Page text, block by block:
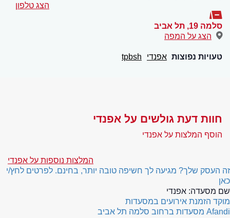
הצג טלפון
סלמה 19 , תל אביב
הצג על המפה
טעויות נפוצות אפנדי tpbsh
חוות דעת גולשים על אפנדי
הוסף המלצות על אפנדי
המלצות נוספות על אפנדי
זה העסק שלך? מגיעה לך חשיפה טובה יותר, בחינם. לפרטים לחץ/י
כאן
שם מסעדה: אפנדי
מוקד הזמנת אירועים במסעדות
Afandi מסעדות ברחוב סלמה תל אביב